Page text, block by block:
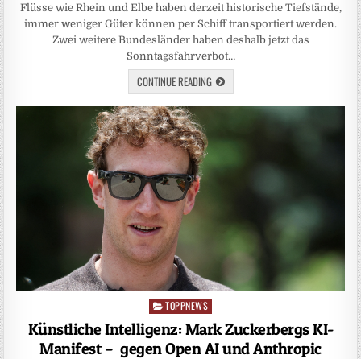
Flüsse wie Rhein und Elbe haben derzeit historische Tiefstände,
immer weniger Güter können per Schiff transportiert werden.
Zwei weitere Bundesländer haben deshalb jetzt das
Sonntagsfahrverbot…
CONTINUE READING
Posted
TOPPNEWS
Künstliche Intelligenz: Mark Zuckerbergs KI-
Manifest – gegen Open AI und Anthropic